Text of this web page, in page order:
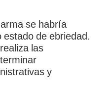
se habría
de ebriedad.
las
y